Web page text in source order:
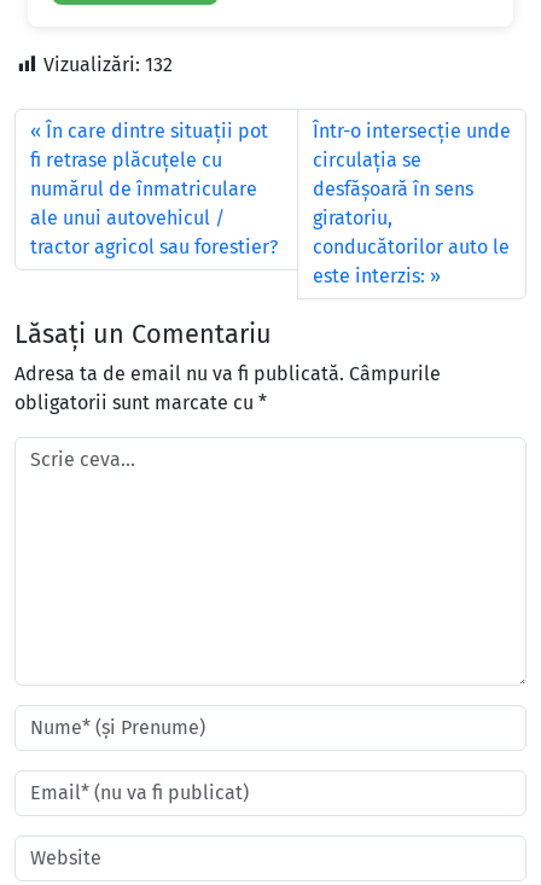
Vizualizări: 132
În care dintre situații pot
fi retrase plăcuțele cu
numărul de înmatriculare
ale unui autovehicul /
tractor agricol sau forestier?
Într-o intersecţie unde
circulaţia se
desfăşoară în sens
giratoriu,
conducătorilor auto le
este interzis:
Lăsați un Comentariu
Adresa ta de email nu va fi publicată. Câmpurile
obligatorii sunt marcate cu *